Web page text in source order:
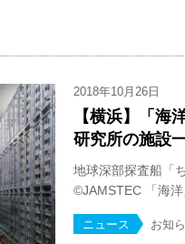
2018年10月26日
【横浜】「海
研究所の施設
地球深部探査船「
©️JAMSTEC 「海洋
ニュース お知